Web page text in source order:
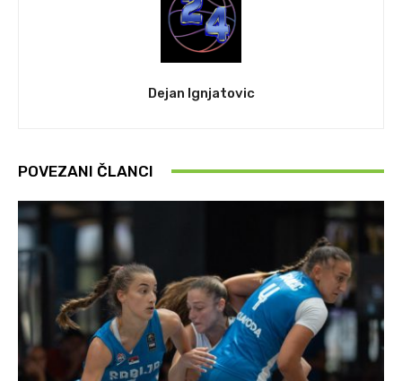
Dejan Ignjatovic
POVEZANI ČLANCI